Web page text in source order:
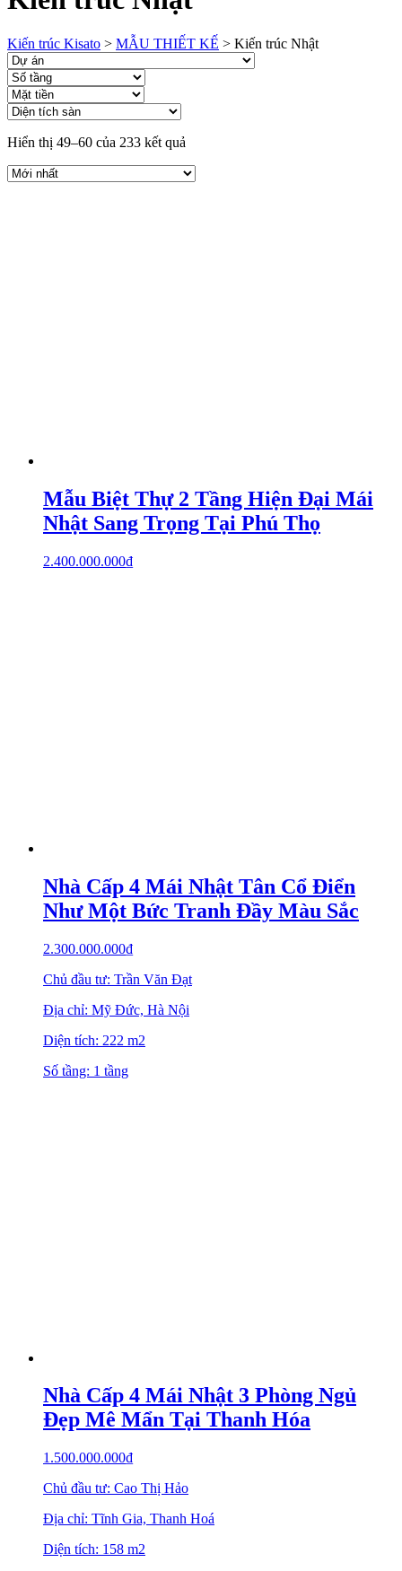
Kiến trúc Kisato > MẪU THIẾT KẾ > Kiến trúc Nhật
Hiển thị 49–60 của 233 kết quả
Mẫu Biệt Thự 2 Tầng Hiện Đại Mái
Nhật Sang Trọng Tại Phú Thọ
2.400.000.000₫
Nhà Cấp 4 Mái Nhật Tân Cổ Điển
Như Một Bức Tranh Đầy Màu Sắc
2.300.000.000₫
Chủ đầu tư: Trần Văn Đạt
Địa chỉ: Mỹ Đức, Hà Nội
Diện tích: 222 m2
Số tầng: 1 tầng
Nhà Cấp 4 Mái Nhật 3 Phòng Ngủ
Đẹp Mê Mẩn Tại Thanh Hóa
1.500.000.000₫
Chủ đầu tư: Cao Thị Hảo
Địa chỉ: Tĩnh Gia, Thanh Hoá
Diện tích: 158 m2